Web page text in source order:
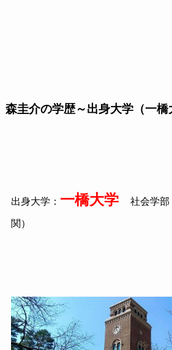
森圭介の学歴～出身大学（一橋
出身大学： 一橋大学 社会学
関）